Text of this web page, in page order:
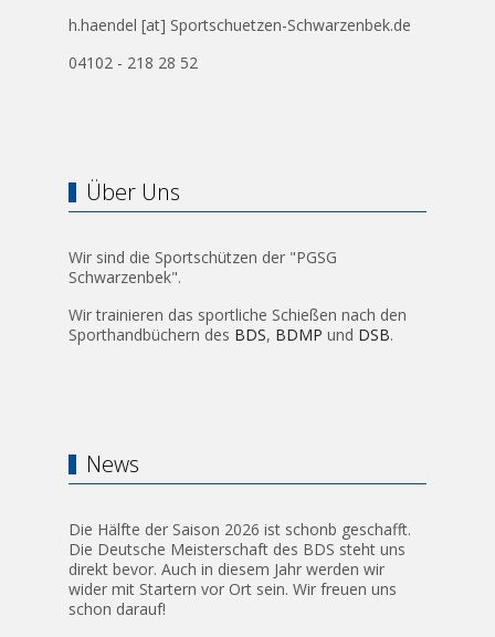
h.haendel [at] Sportschuetzen-Schwarzenbek.de
04102 - 218 28 52
Über Uns
Wir sind die Sportschützen der "PGSG
Schwarzenbek".
Wir trainieren das sportliche Schießen nach den
Sporthandbüchern des BDS, BDMP und DSB.
News
Die Hälfte der Saison 2026 ist schonb geschafft.
Die Deutsche Meisterschaft des BDS steht uns
direkt bevor. Auch in diesem Jahr werden wir
wider mit Startern vor Ort sein. Wir freuen uns
schon darauf!